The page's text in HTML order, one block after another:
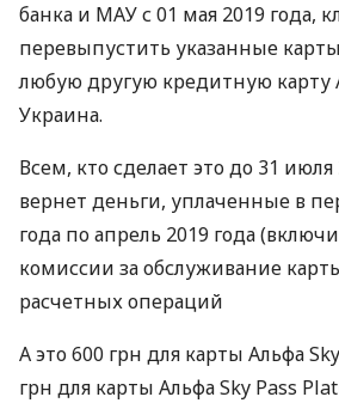
банка и МАУс 01 мая 2019 года,
перевыпустить указанные
любую другую кредитную карту
Украина.
Всем, кто сделает это до 31 июля
вернет деньги, уплаченные в
года по апрель 2019 года
комиссии за обслуживание
расчетных операций
А это 600 грн для карты Альфа
грн для карты Альфа Sky Pass